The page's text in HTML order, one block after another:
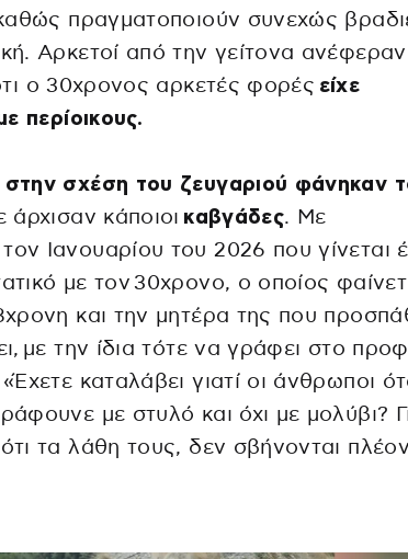
πραγματοποιούν συνεχώς
Αρκετοί από την γείτονα ανέφεραν
ο 30χρονος αρκετές φορές είχε
περίοικους.
σχέση του ζευγαριού φάνηκαν
άρχισαν κάποιοι καβγάδες. Με
Ιανουαρίου του 2026 που γίνεται
με τον 30χρονο, ο οποίος
και την μητέρα της που
με την ίδια τότε να γράφει στο
καταλάβει γιατί οι άνθρωποι
με στυλό και όχι με μολύβι?
τα λάθη τους, δεν σβήνονται